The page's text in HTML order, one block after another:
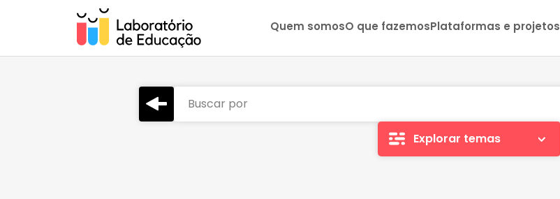
Quem somosO que fazemosPlataformas e projetos
Buscar por
Explorar temas